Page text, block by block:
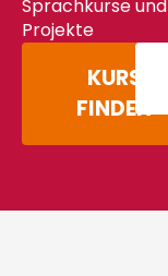
Sprachkurse und
Projekte
KURS
FINDEN